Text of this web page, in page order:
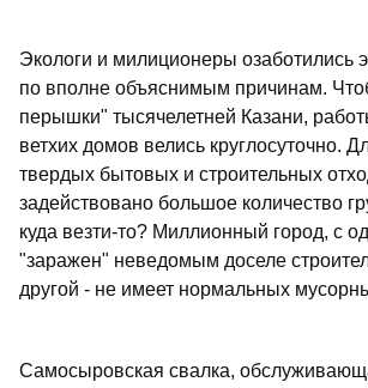
Экологи и милиционеры озаботились
по вполне объяснимым причинам.
перышки" тысячелетней Казани,
ветхих домов велись круглосуточно.
твердых бытовых и строительных
задействовано большое количество
куда везти-то? Миллионный город, с
"заражен" неведомым доселе
другой - не имеет нормальных
Самосыровская свалка,